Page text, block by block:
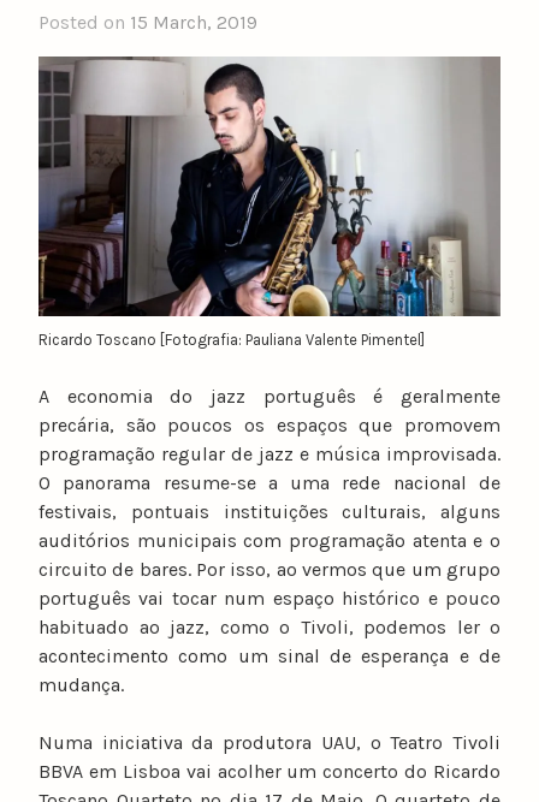
Posted on 15 March, 2019
y
n
u
n
o
c
a
t
a
r
i
o
Ricardo Toscano [Fotografia: Pauliana Valente Pimentel]
A economia do jazz português é geralmente
precária, são poucos os espaços que promovem
programação regular de jazz e música improvisada.
O panorama resume-se a uma rede nacional de
festivais, pontuais instituições culturais, alguns
auditórios municipais com programação atenta e o
circuito de bares. Por isso, ao vermos que um grupo
português vai tocar num espaço histórico e pouco
habituado ao jazz, como o Tivoli, podemos ler o
acontecimento como um sinal de esperança e de
mudança.
Numa iniciativa da produtora UAU, o Teatro Tivoli
BBVA em Lisboa vai acolher um concerto do Ricardo